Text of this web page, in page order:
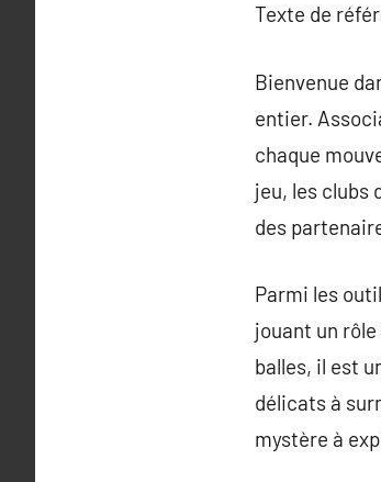
Texte de
Bienvenue
entier.
chaque
jeu, les clubs
des
Parmi les
jouant un
balles, il est
délicats à
mystère à